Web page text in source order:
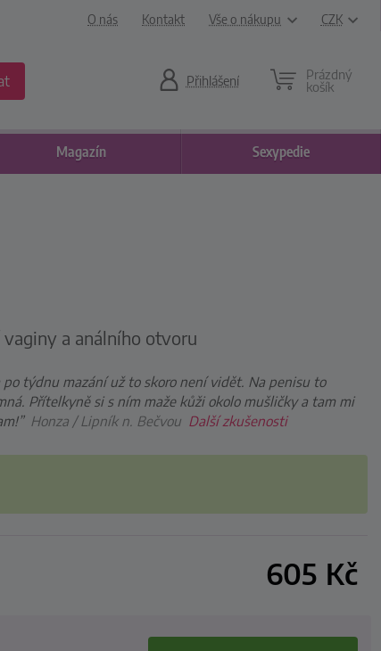
O nás Kontakt Vše o nákupu CZK
Přihlášení Prázdný
košík
vaginy a análního otvoru
týdnu mazání už to skoro není vidět. Na penisu to
Přítelkyně si s ním maže kůži okolo mušličky a tam mi
Honza / Lipník n. Bečvou Další zkušenosti
605 Kč
Magazín Sexypedie